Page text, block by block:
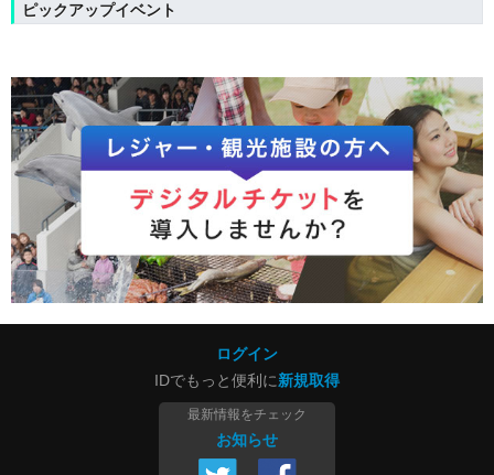
ピックアップイベント
ログイン
IDでもっと便利に新規取得
最新情報をチェック
お知らせ